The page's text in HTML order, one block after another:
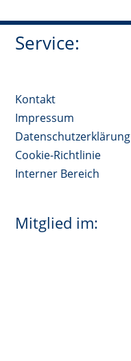
Service:
Kontakt
Impressum
Datenschutzerklärung
Cookie-Richtlinie
Interner Bereich
Mitglied im: